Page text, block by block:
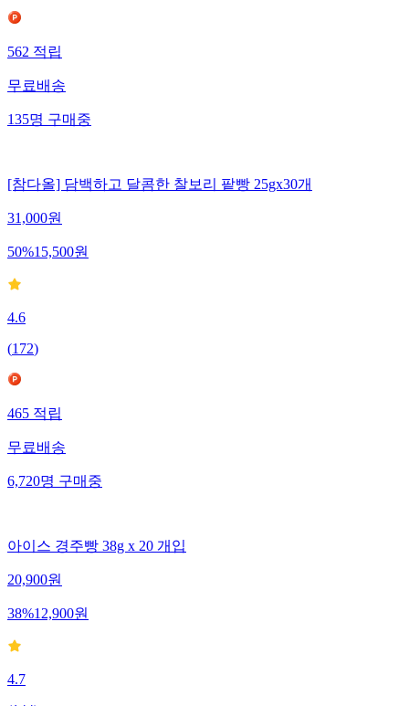
562적립
무료배송
135명구매중
[참다올] 담백하고 달콤한 찰보리 팥빵 25gx30개
31,000원
50%15,500원
4.6
(172)
465적립
무료배송
6,720명구매중
아이스 경주빵 38g x 20 개입
20,900원
38%12,900원
4.7